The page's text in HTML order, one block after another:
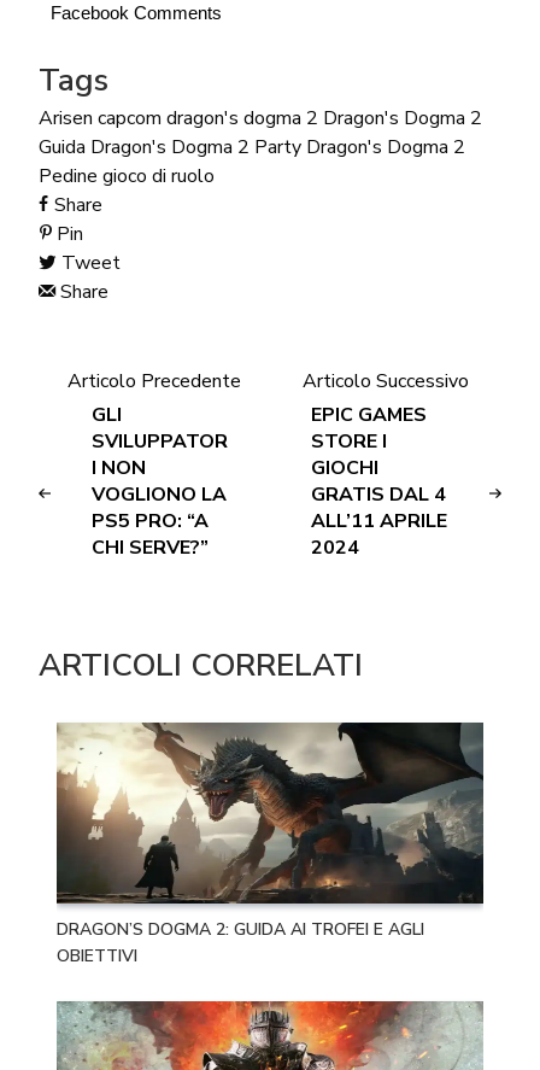
Facebook Comments
Tags
Arisen capcom dragon's dogma 2 Dragon's Dogma 2
Guida Dragon's Dogma 2 Party Dragon's Dogma 2
Pedine gioco di ruolo
Share
Pin
Tweet
Share
Articolo Precedente
GLI
SVILUPPATOR
I NON
VOGLIONO LA
PS5 PRO: “A
CHI SERVE?”
Articolo Successivo
EPIC GAMES
STORE I
GIOCHI
GRATIS DAL 4
ALL’11 APRILE
2024
ARTICOLI CORRELATI
DRAGON’S DOGMA 2: GUIDA AI TROFEI E AGLI
OBIETTIVI